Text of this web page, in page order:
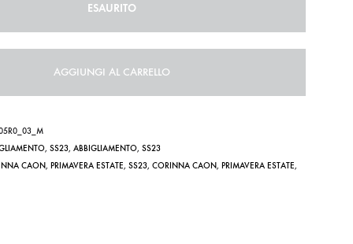
ESAURITO
AGGIUNGI AL CARRELLO
, SS23, ABBIGLIAMENTO, SS23
CAON, PRIMAVERA ESTATE, SS23, CORINNA CAON, PRIMAVERA ESTATE,